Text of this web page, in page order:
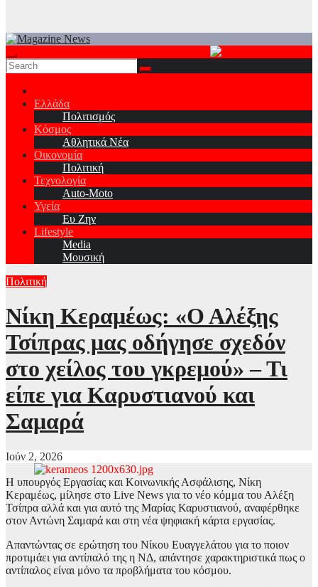
Ελλάδα
Πολιτισμός
Κόσμος
Αθλητικά Νέα
Οικονομία
Πολιτική
Τεχνολογία
Auto-Moto
Υγεία
Ευ Ζην
Lifestyle
Media
Μουσική
Πολιτική
Νίκη Κεραμέως: «Ο Αλέξης
Τσίπρας μας οδήγησε σχεδόν
στο χείλος του γκρεμού» – Τι
είπε για Καρυστιανού και
Σαμαρά
Ιούν 2, 2026
Η υπουργός Εργασίας και Κοινωνικής Ασφάλισης, Νίκη
Κεραμέως, μίλησε στο Live News για το νέο κόμμα του Αλέξη
Τσίπρα αλλά και για αυτό της Μαρίας Καρυστιανού, αναφέρθηκε
στον Αντώνη Σαμαρά και στη νέα ψηφιακή κάρτα εργασίας.
Απαντώντας σε ερώτηση του Νίκου Ευαγγελάτου για το ποιον
προτιμάει για αντίπαλό της η ΝΔ, απάντησε χαρακτηριστικά πως ο
αντίπαλος είναι μόνο τα προβλήματα του κόσμου.